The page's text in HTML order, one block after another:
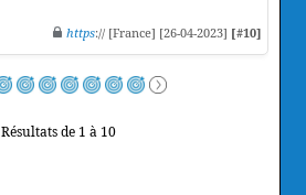
https:// [France] [26-04-2023] [#10]
Résultats de 1 à 10